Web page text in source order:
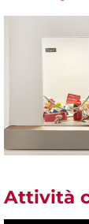
Attività